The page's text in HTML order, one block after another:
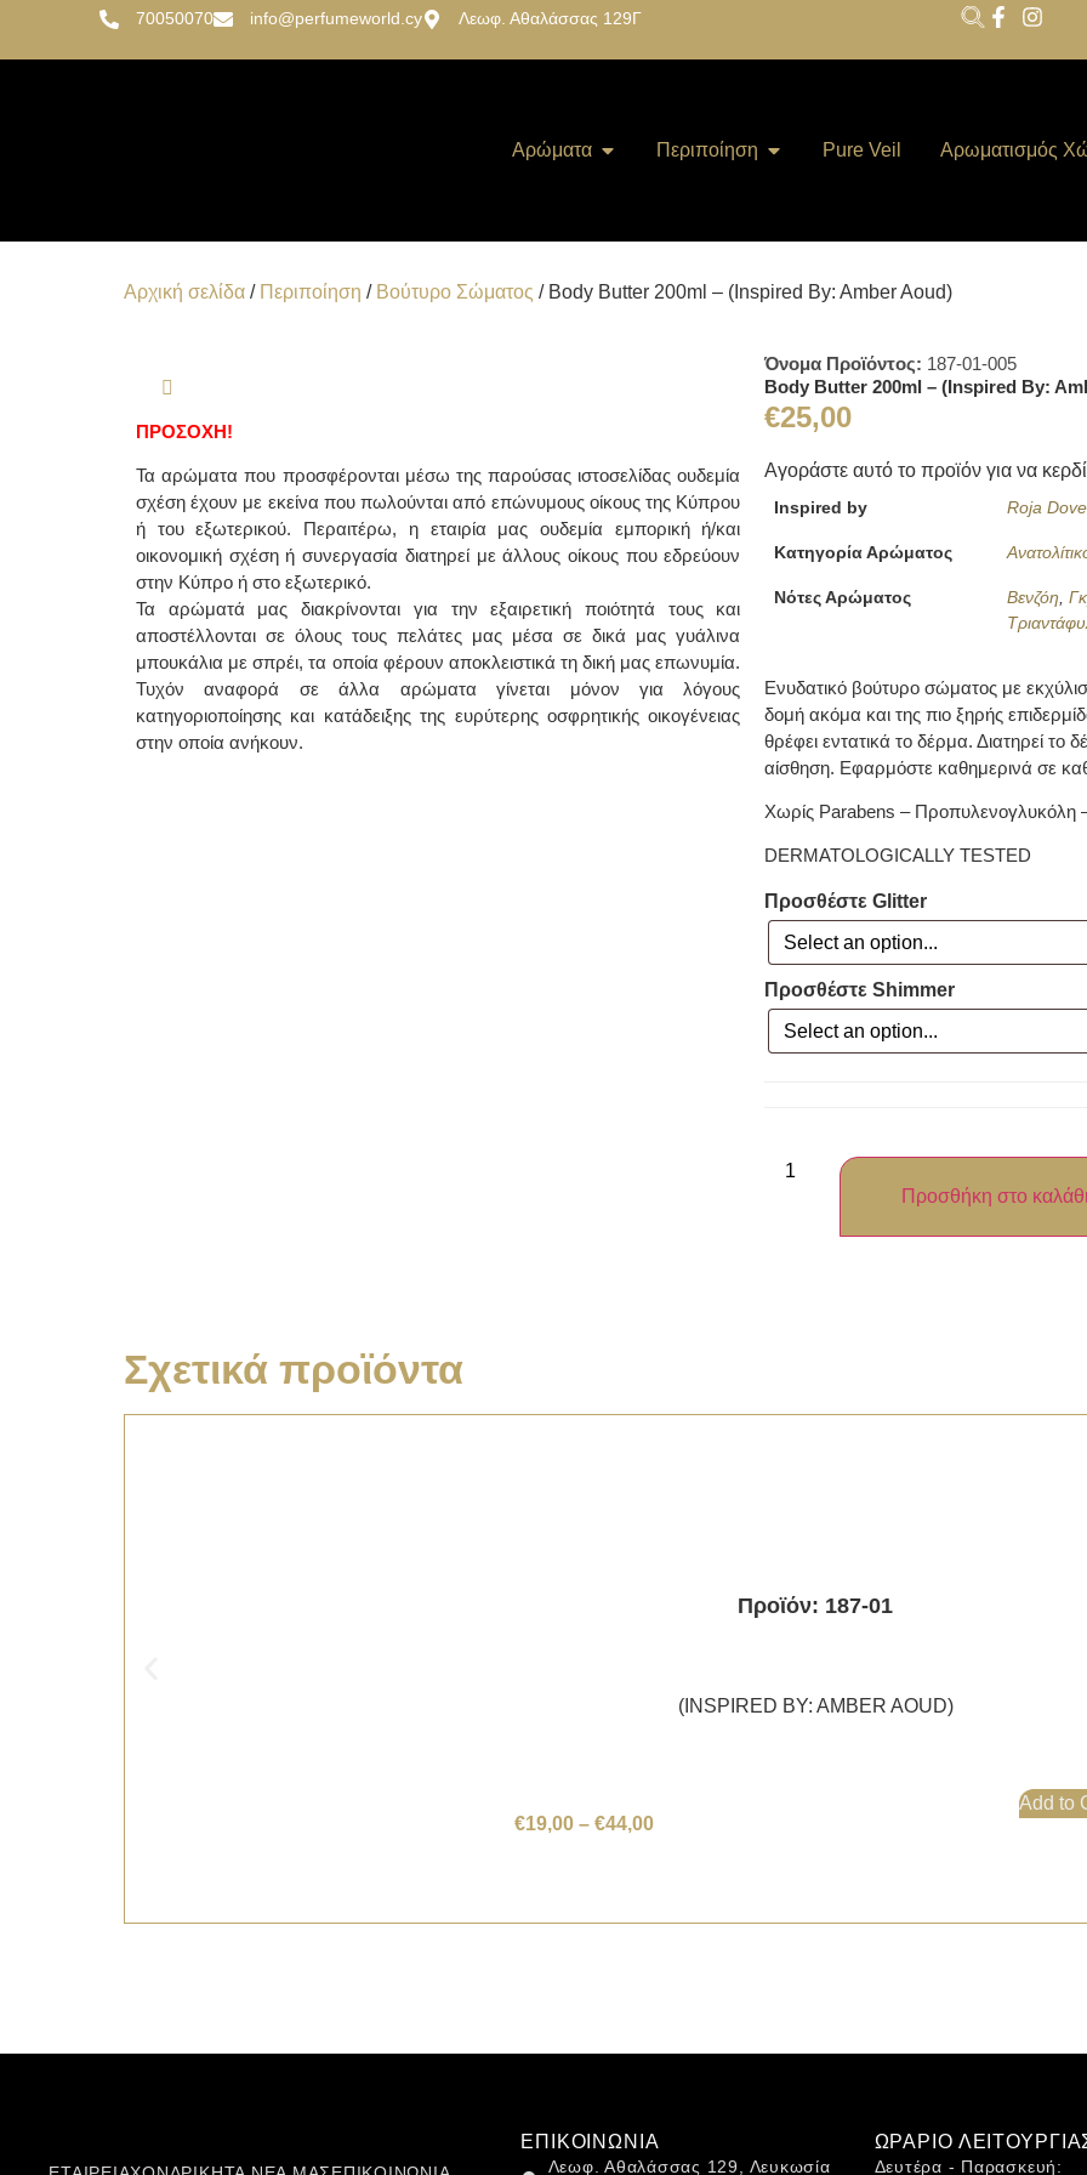
70050070 info@perfumeworld.cy Λεωφ. Αθαλάσσας 129Γ
Αρώματα Περιποίηση Pure Veil Αρωματισμός
Αρχική σελίδα / Περιποίηση / Βούτυρο Σώματος / Body Butter 200ml – (Inspired By: Amber Aoud)
ΠΡΟΣΟΧΗ!
Τα αρώματα που προσφέρονται μέσω της παρούσας ιστοσελίδας ουδεμία
σχέση έχουν με εκείνα που πωλούνται από επώνυμους οίκους της Κύπρου
ή του εξωτερικού. Περαιτέρω, η εταιρία μας ουδεμία εμπορική ή/και
οικονομική σχέση ή συνεργασία διατηρεί με άλλους οίκους που εδρεύουν
στην Κύπρο ή στο εξωτερικό.
Τα αρώματά μας διακρίνονται για την εξαιρετική ποιότητά τους και
αποστέλλονται σε όλους τους πελάτες μας μέσα σε δικά μας γυάλινα
μπουκάλια με σπρέι, τα οποία φέρουν αποκλειστικά τη δική μας επωνυμία.
Τυχόν αναφορά σε άλλα αρώματα γίνεται μόνον για λόγους
κατηγοριοποίησης και κατάδειξης της ευρύτερης οσφρητικής οικογένειας
στην οποία ανήκουν.
Όνομα Προϊόντος: 187-01-005
Body Butter 200ml – (Inspired By:
€25,00
Αγοράστε αυτό το προϊόν για να
Inspired by Roja Dove
Κατηγορία Αρώματος
Νότες Αρώματος Βενζόη,
Ενυδατικό βούτυρο σώματος με
δομή ακόμα και της πιο ξηρής
θρέφει εντατικά το δέρμα. Διατηρεί το
αίσθηση. Εφαρμόστε καθημερινά σε
Χωρίς Parabens – Προπυλενογλυκόλη
DERMATOLOGICALLY TESTED
Προσθέστε Glitter
Προσθέστε Shimmer
Προσθήκη στο
Σχετικά προϊόντα
Προϊόν: 187-01
(INSPIRED BY: AMBER AOUD)
€19,00 – €44,00
Add to
ΕΠΙΚΟΙΝΩΝΙΑ
Λεωφ. Αθαλάσσας 129, Λευκωσία
ΩΡΑΡΙΟ
Δευτέρα - Παρασκευή: